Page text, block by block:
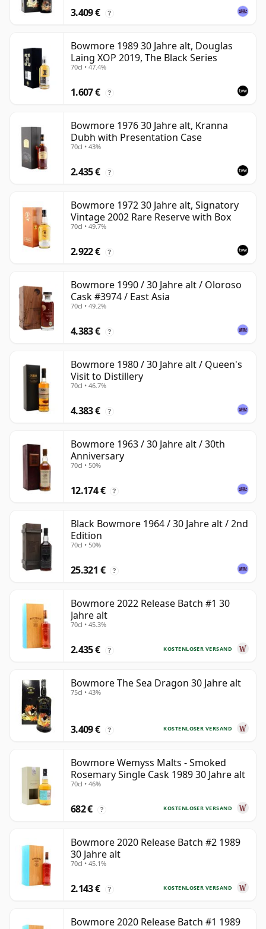
3.409 € ?
Bowmore 1989 30 Jahre alt, Douglas
Laing XOP 2019, The Black Series
70cl • 47.4%
1.607 € ?
Bowmore 1976 30 Jahre alt, Kranna
Dubh with Presentation Case
70cl • 43%
2.435 € ?
Bowmore 1972 30 Jahre alt, Signatory
Vintage 2002 Rare Reserve with Box
70cl • 49.7%
2.922 € ?
Bowmore 1990 / 30 Jahre alt / Oloroso
Cask #3974 / East Asia
70cl • 49.2%
4.383 € ?
Bowmore 1980 / 30 Jahre alt / Queen's
Visit to Distillery
70cl • 46.7%
4.383 € ?
Bowmore 1963 / 30 Jahre alt / 30th
Anniversary
70cl • 50%
12.174 € ?
Black Bowmore 1964 / 30 Jahre alt / 2nd
Edition
70cl • 50%
25.321 € ?
Bowmore 2022 Release Batch #1 30
Jahre alt
70cl • 45.3%
KOSTENLOSER VERSAND
2.435 € ?
Bowmore The Sea Dragon 30 Jahre alt
75cl • 43%
KOSTENLOSER VERSAND
3.409 € ?
Bowmore Wemyss Malts - Smoked
Rosemary Single Cask 1989 30 Jahre alt
70cl • 46%
KOSTENLOSER VERSAND
682 € ?
Bowmore 2020 Release Batch #2 1989
30 Jahre alt
70cl • 45.1%
KOSTENLOSER VERSAND
2.143 € ?
Bowmore 2020 Release Batch #1 1989